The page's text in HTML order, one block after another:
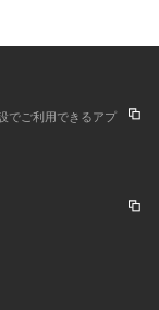
でご利用できるアプ